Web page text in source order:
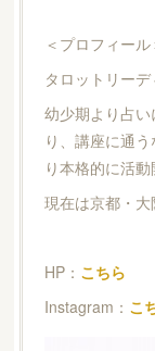
＜プロフィール
タロットリー
幼少期より占
り、講座に通
り本格的に活動
現在は京都・大
HP： こちら
Instagram： こ